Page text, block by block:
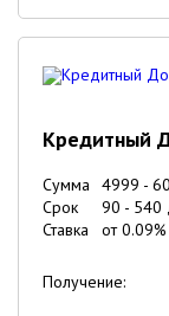
Кредитный
Сумма 4999 -
Срок
90 - 540
Ставка
от0.09%
Получение: